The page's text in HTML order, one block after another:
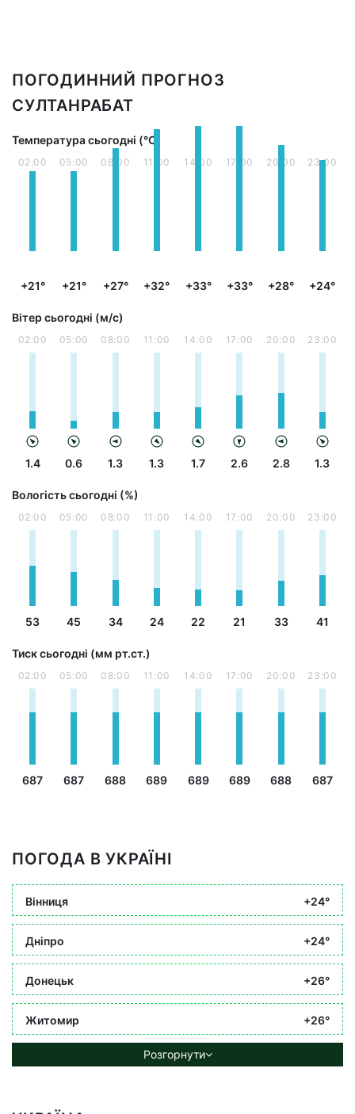
ПОГОДИННИЙ ПРОГНОЗ
СУЛТАНРАБАТ
Температура сьогодні (°С)
02:00
+21°
05:00
+21°
08:00
+27°
11:00
+32°
14:00
+33°
17:00
+33°
20:00
+28°
23:00
+24°
Вітер сьогодні (м/с)
02:00
1.4
05:00
0.6
08:00
1.3
11:00
1.3
14:00
1.7
17:00
2.6
20:00
2.8
23:00
1.3
Вологість сьогодні (%)
02:00
53
05:00
45
08:00
34
11:00
24
14:00
22
17:00
21
20:00
33
23:00
41
Тиск сьогодні (мм рт.ст.)
02:00
687
05:00
687
08:00
688
11:00
689
14:00
689
17:00
689
20:00
688
23:00
687
ПОГОДА В УКРАЇНІ
Вінниця +24°
Дніпро +24°
Донецьк +26°
Житомир +26°
Розгорнути